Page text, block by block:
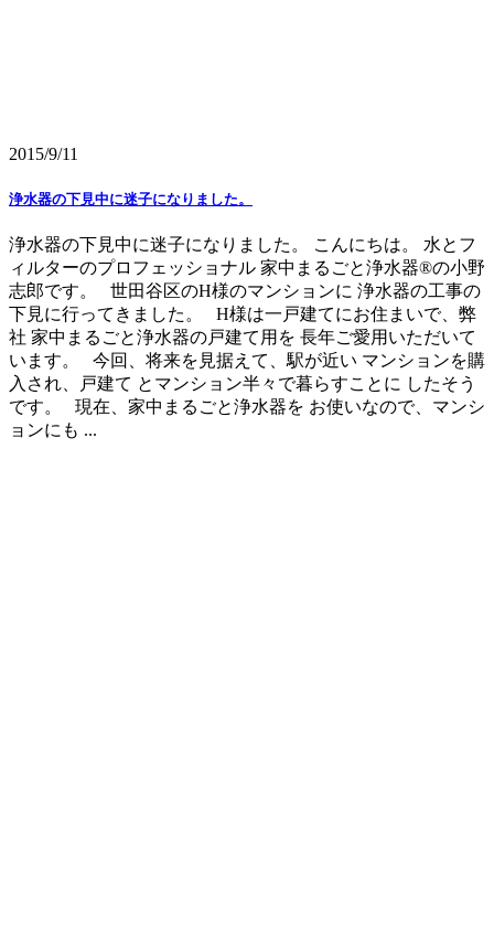
2015/9/11
浄水器の下見中に迷子になりました。
浄水器の下見中に迷子になりました。 こんにちは。 水とフ
ィルターのプロフェッショナル 家中まるごと浄水器®の小野
志郎です。 世田谷区のH様のマンションに 浄水器の工事の
下見に行ってきました。 H様は一戸建てにお住まいで、弊
社 家中まるごと浄水器の戸建て用を 長年ご愛用いただいて
います。 今回、将来を見据えて、駅が近い マンションを購
入され、戸建て とマンション半々で暮らすことに したそう
です。 現在、家中まるごと浄水器を お使いなので、マンシ
ョンにも ...